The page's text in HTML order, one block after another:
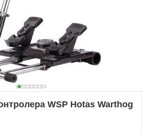
WSP Hotas Warthog